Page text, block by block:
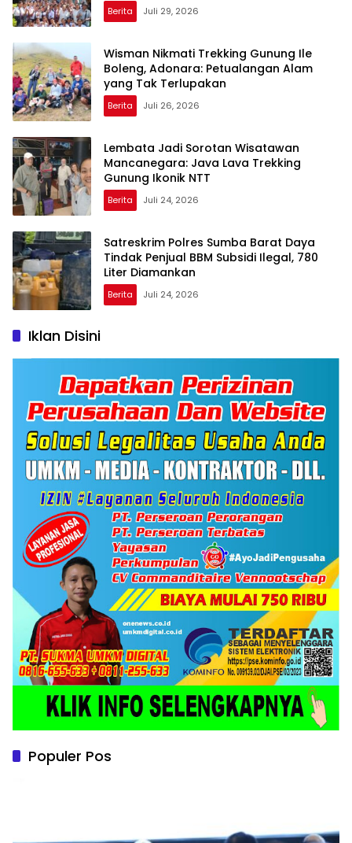
Berita Juli 29, 2026
Wisman Nikmati Trekking Gunung Ile
Boleng, Adonara: Petualangan Alam
yang Tak Terlupakan
Berita Juli 26, 2026
Lembata Jadi Sorotan Wisatawan
Mancanegara: Java Lava Trekking
Gunung Ikonik NTT
Berita Juli 24, 2026
Satreskrim Polres Sumba Barat Daya
Tindak Penjual BBM Subsidi Ilegal, 780
Liter Diamankan
Berita Juli 24, 2026
Iklan Disini
Populer Pos